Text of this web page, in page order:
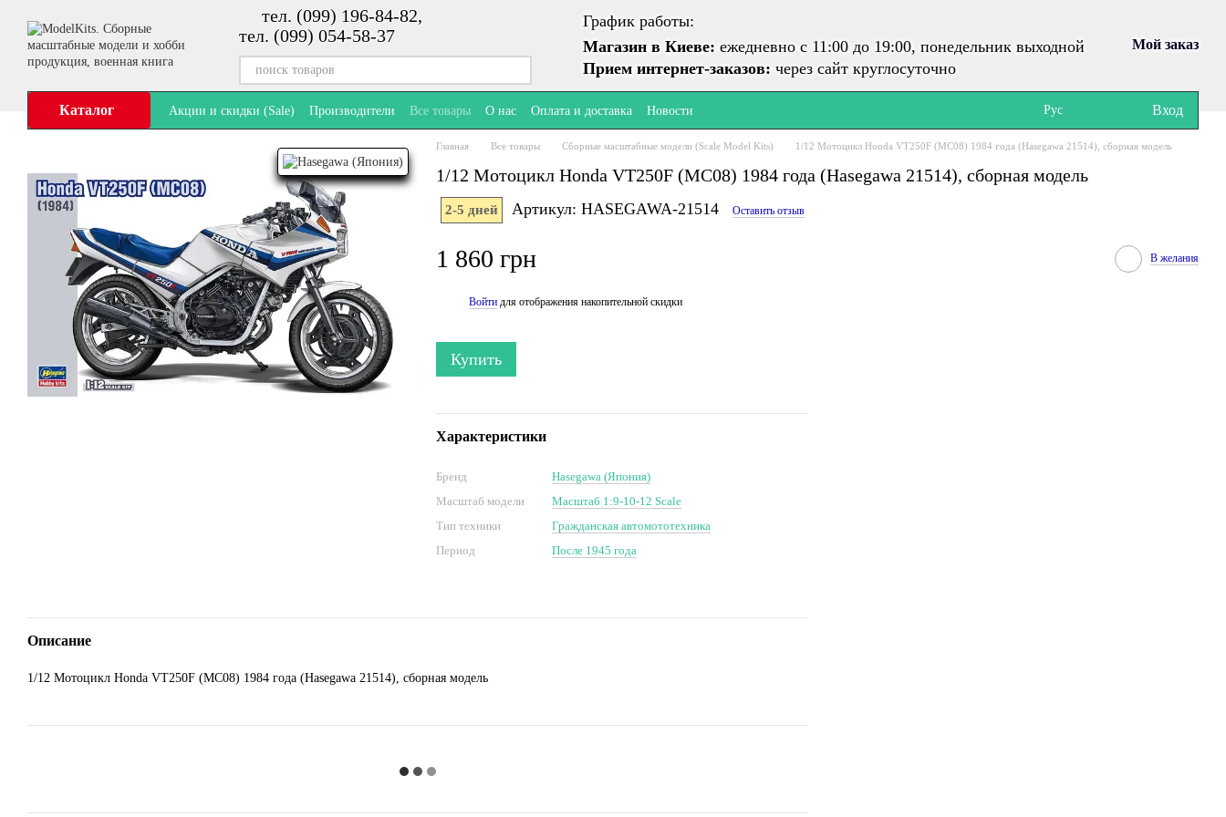
тел. (099) 196-84-82,
тел. (099) 054-58-37
График работы:
Магазин в Киеве: ежедневно с 11:00 до 19:00, понедельник выходной
Прием интернет-заказов: через сайт круглосуточно
Мой заказ
Каталог Акции и скидки (Sale) Производители Все товары О нас Оплата и доставка Новости Рус Вход
Главная Все товары Сборные масштабные модели (Scale Model Kits) 1/12 Мотоцикл Honda VT250F (MC08) 1984 года (Hasegawa 21514), сборная модель
1/12 Мотоцикл Honda VT250F (MC08) 1984 года (Hasegawa 21514), сборная модель
2-5 дней Артикул: HASEGAWA-21514 Оставить отзыв
1 860 грн В желания
Войти для отображения накопительной скидки
Купить
Характеристики
Бренд
Hasegawa (Япония)
Масштаб модели
Масштаб 1:9-10-12 Scale
Тип техники
Гражданская автомототехника
Период
После 1945 года
Описание
1/12 Мотоцикл Honda VT250F (MC08) 1984 года (Hasegawa 21514), сборная модель